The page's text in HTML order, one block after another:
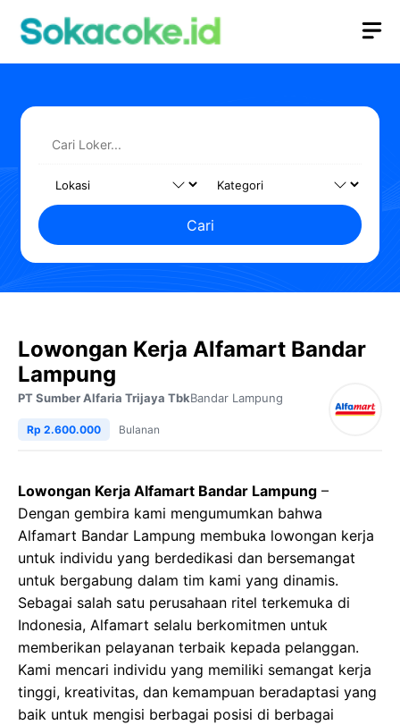
Cari
Lowongan Kerja Alfamart Bandar
Lampung
PT Sumber Alfaria Trijaya TbkBandar Lampung
Rp 2.600.000 Bulanan
Lowongan Kerja Alfamart Bandar Lampung –
Dengan gembira kami mengumumkan bahwa
Alfamart Bandar Lampung membuka lowongan kerja
untuk individu yang berdedikasi dan bersemangat
untuk bergabung dalam tim kami yang dinamis.
Sebagai salah satu perusahaan ritel terkemuka di
Indonesia, Alfamart selalu berkomitmen untuk
memberikan pelayanan terbaik kepada pelanggan.
Kami mencari individu yang memiliki semangat kerja
tinggi, kreativitas, dan kemampuan beradaptasi yang
baik untuk mengisi berbagai posisi di berbagai